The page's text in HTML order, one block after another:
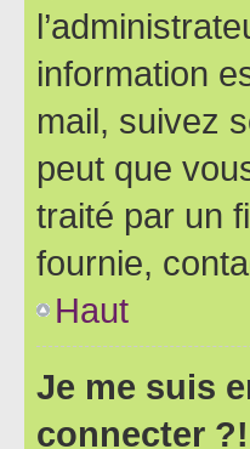
information
mail, suivez
peut que
traité par un
fournie,
Haut
Je me suis
connecter ?!